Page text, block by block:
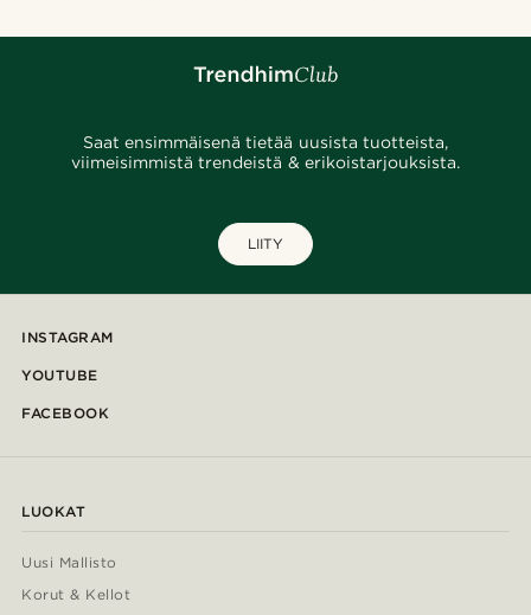
Saat ensimmäisenä tietää uusista tuotteista,
viimeisimmistä trendeistä & erikoistarjouksista.
LIITY
INSTAGRAM
YOUTUBE
FACEBOOK
LUOKAT
Uusi Mallisto
Korut & Kellot